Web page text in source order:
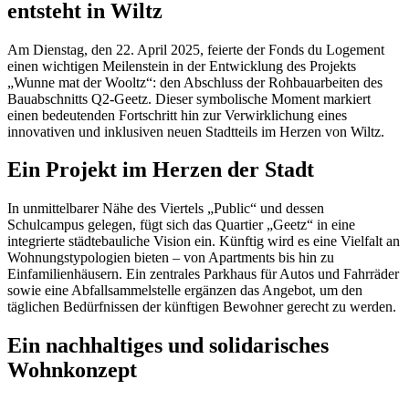
entsteht in Wiltz
Am Dienstag, den 22. April 2025, feierte der Fonds du Logement
einen wichtigen Meilenstein in der Entwicklung des Projekts
„Wunne mat der Wooltz“: den Abschluss der Rohbauarbeiten des
Bauabschnitts Q2-Geetz. Dieser symbolische Moment markiert
einen bedeutenden Fortschritt hin zur Verwirklichung eines
innovativen und inklusiven neuen Stadtteils im Herzen von Wiltz.
Ein Projekt im Herzen der Stadt
In unmittelbarer Nähe des Viertels „Public“ und dessen
Schulcampus gelegen, fügt sich das Quartier „Geetz“ in eine
integrierte städtebauliche Vision ein. Künftig wird es eine Vielfalt an
Wohnungstypologien bieten – von Apartments bis hin zu
Einfamilienhäusern. Ein zentrales Parkhaus für Autos und Fahrräder
sowie eine Abfallsammelstelle ergänzen das Angebot, um den
täglichen Bedürfnissen der künftigen Bewohner gerecht zu werden.
Ein nachhaltiges und solidarisches
Wohnkonzept